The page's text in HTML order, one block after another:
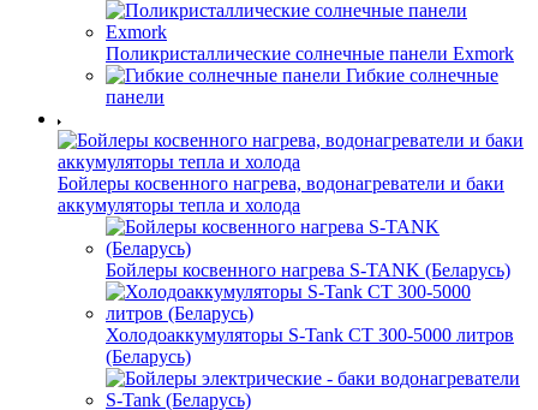
Поликристаллические солнечные панели Exmork
Гибкие солнечные
панели
Бойлеры косвенного нагрева, водонагреватели и баки
аккумуляторы тепла и холода
Бойлеры косвенного нагрева S-TANK (Беларусь)
Холодоаккумуляторы S-Tank СТ 300-5000 литров
(Беларусь)